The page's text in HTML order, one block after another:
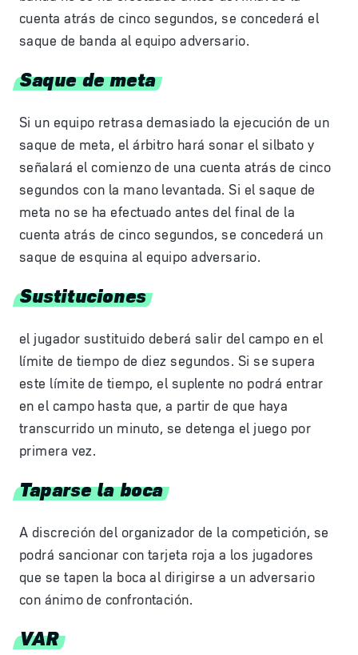
cuenta atrás de cinco segundos, se concederá el
saque de banda al equipo adversario.
Saque de meta
Si un equipo retrasa demasiado la ejecución de un
saque de meta, el árbitro hará sonar el silbato y
señalará el comienzo de una cuenta atrás de cinco
segundos con la mano levantada. Si el saque de
meta no se ha efectuado antes del final de la
cuenta atrás de cinco segundos, se concederá un
saque de esquina al equipo adversario.
Sustituciones
el jugador sustituido deberá salir del campo en el
límite de tiempo de diez segundos. Si se supera
este límite de tiempo, el suplente no podrá entrar
en el campo hasta que, a partir de que haya
transcurrido un minuto, se detenga el juego por
primera vez.
Taparse la boca
A discreción del organizador de la competición, se
podrá sancionar con tarjeta roja a los jugadores
que se tapen la boca al dirigirse a un adversario
con ánimo de confrontación.
VAR